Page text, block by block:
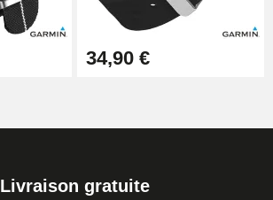
34,90 €
Livraison gratuite